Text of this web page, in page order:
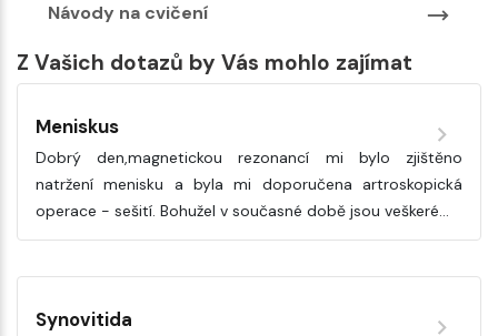
Návody na cvičení
Z Vašich dotazů by Vás mohlo zajímat
Meniskus
Dobrý den,magnetickou rezonancí mi bylo zjištěno
natržení menisku a byla mi doporučena artroskopická
operace - sešití. Bohužel v současné době jsou veškeré…
Synovitida